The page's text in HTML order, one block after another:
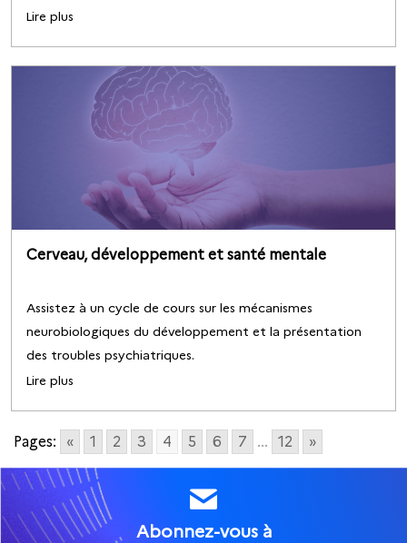
Lire plus
Cerveau, développement et santé mentale
Assistez à un cycle de cours sur les mécanismes
neurobiologiques du développement et la présentation
des troubles psychiatriques.
Lire plus
Pages: « 1 2 3 4 5 6 7 ... 12 »
Abonnez-vous à